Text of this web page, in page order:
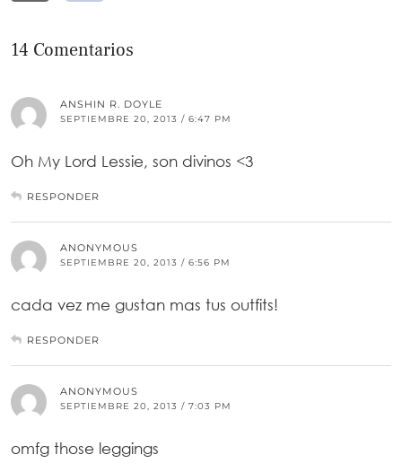
14 Comentarios
ANSHIN R. DOYLE
SEPTIEMBRE 20, 2013 / 6:47 PM
Oh My Lord Lessie, son divinos <3
RESPONDER
ANONYMOUS
SEPTIEMBRE 20, 2013 / 6:56 PM
cada vez me gustan mas tus outfits!
RESPONDER
ANONYMOUS
SEPTIEMBRE 20, 2013 / 7:03 PM
omfg those leggings